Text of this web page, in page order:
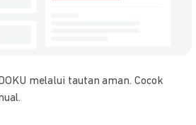
melalui tautan aman. Cocok